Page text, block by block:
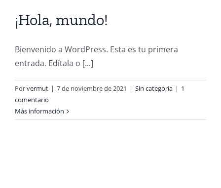
ELABORACIÓN
VERMUT
CONTACTO
¡Hola, mundo!
Bienvenido a WordPress. Esta es tu primera
entrada. Edítala o [...]
Porvermut | 7 de noviembre de 2021 | Sin categoría | 1
comentario
Más información